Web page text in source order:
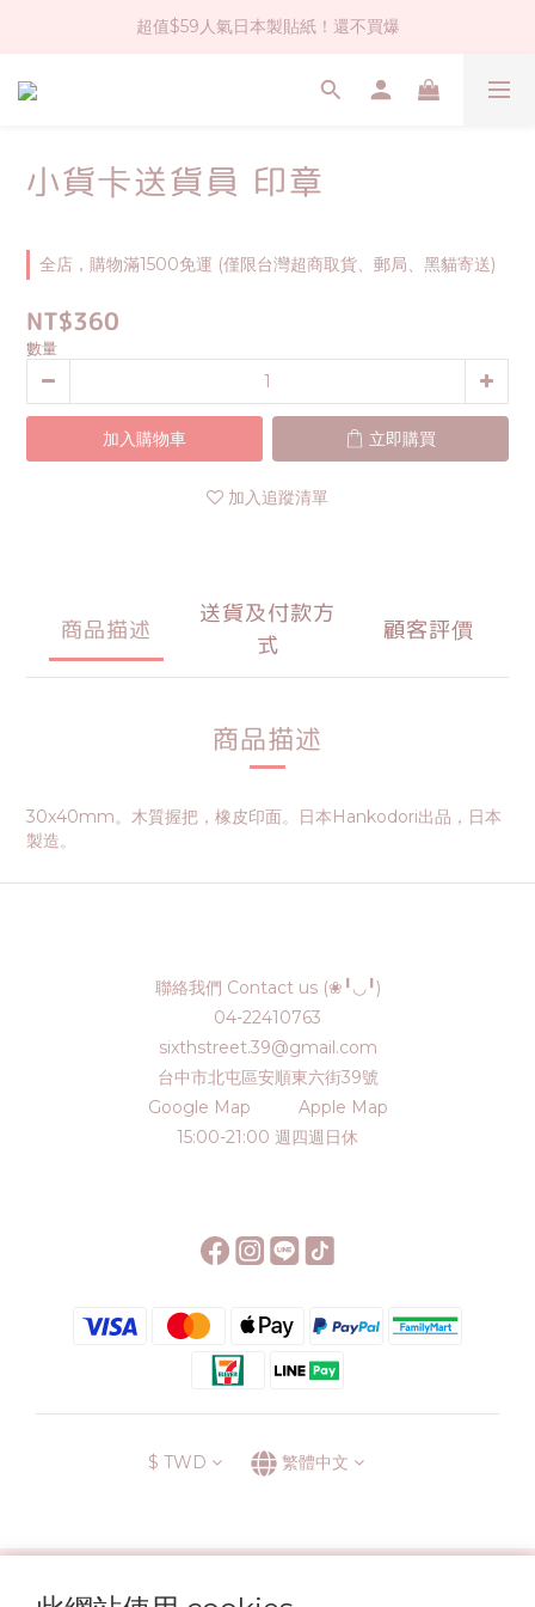
社群大人氣！各種有趣的打洞器
超值$59人氣日本製貼紙！還不買爆
全店$1500免運(台灣地區)
小貨卡送貨員 印章
全店，購物滿1500免運 (僅限台灣超商取貨、郵局、黑貓寄送)
NT$360
數量
加入購物車 立即購買
加入追蹤清單
商品描述
送貨及付款方
式
顧客評價
商品描述
30x40mm。木質握把，橡皮印面。日本Hankodori出品，日本
製造。
聯絡我們 Contact us (❀╹◡╹)
04-22410763
sixthstreet.39@gmail.com
台中市北屯區安順東六街39號
Google Map
Apple Map
15:00-21:00 週四週日休
$ TWD 繁體中文